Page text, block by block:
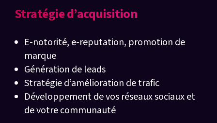
Stratégie d’acquisition
E-notorité, e-reputation, promotion de
marque
Génération de leads
Stratégie d’amélioration de trafic
Développement de vos réseaux sociaux et
de votre communauté